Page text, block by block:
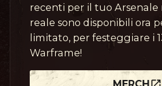
recenti per il tuo Arsenale
reale sono disponibili ora
limitato, per festeggiare i
Warframe!